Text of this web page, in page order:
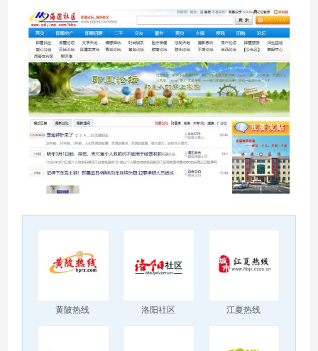
黄陂热线 洛阳社区 江夏热线